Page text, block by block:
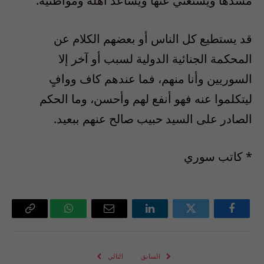
قد يستطيع كل الناس أو بعضهم الكلام عن
المحكمة الجنائية الدولية لسبب أو آخر إلا
السوريين وأنا منهم، فما عندهم كاف ووافٍ
ليتكلموا عنه فهو أنفع لهم وأحسن، وما الحكم
الصادر على السيد حبيب صالح عنهم ببعيد.
* كاتب سوري
فيسبوك تويتر لينكدإن
البريد
واتساب Copy
السابق التالي